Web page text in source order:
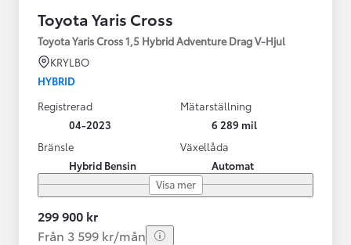
Toyota Yaris Cross
Toyota Yaris Cross 1,5 Hybrid Adventure Drag V-Hjul
KRYLBO
HYBRID
Registrerad
04-2023
Mätarställning
6 289 mil
Bränsle
Hybrid Bensin
Växellåda
Automat
Visa mer
299 900 kr
Från 3 599 kr/mån